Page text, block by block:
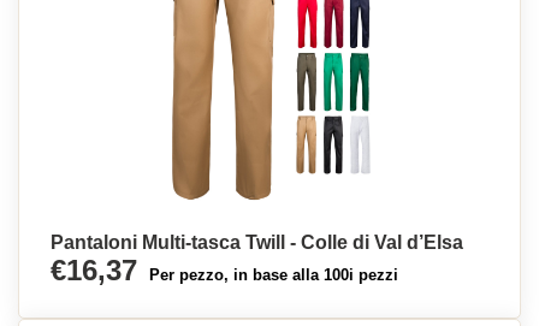
Pantaloni Multi-tasca Twill - Colle di Val d’Elsa
€16,37 Per pezzo, in base alla 100i pezzi